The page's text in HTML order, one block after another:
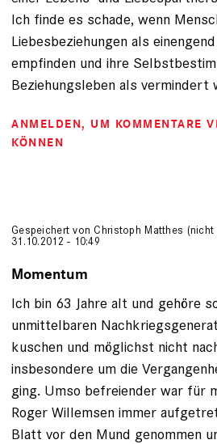
Ich finde es schade, wenn
Liebesbeziehungen als
empfinden und ihre
Beziehungsleben als vermindert
ANMELDEN, UM KOMMENTARE
KÖNNEN
Gespeichert von Christoph Matthes (nicht
31.10.2012 - 10:49
Momentum
Ich bin 63 Jahre alt und gehöre
unmittelbaren
kuschen und möglichst nicht
insbesondere um die
ging. Umso befreiender war für
Roger Willemsen immer
Blatt vor den Mund genommen